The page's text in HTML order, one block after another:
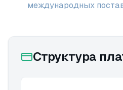
международных
Структура